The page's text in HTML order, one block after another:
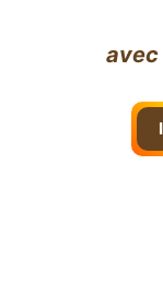
avec